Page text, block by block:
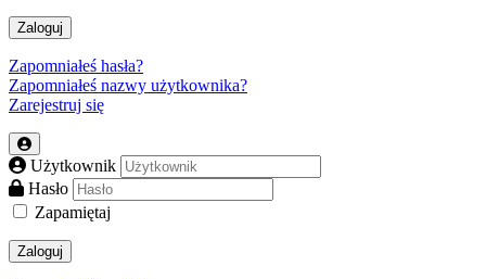
Zaloguj
Zapomniałeś hasła?
Zapomniałeś nazwy użytkownika?
Zarejestruj się
Użytkownik
Hasło
Zapamiętaj
Zaloguj